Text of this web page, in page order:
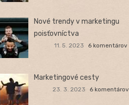
Nové trendy v marketingu
poisťovníctva
11. 5. 2023 6 komentárov
Marketingové cesty
23. 3. 2023 6 komentárov